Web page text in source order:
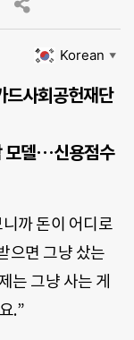
Korean ▼
드사회공헌재단
모델…신용점수
까 돈이 어디로
으면 그냥 샀는
는 그냥 사는 게
.”